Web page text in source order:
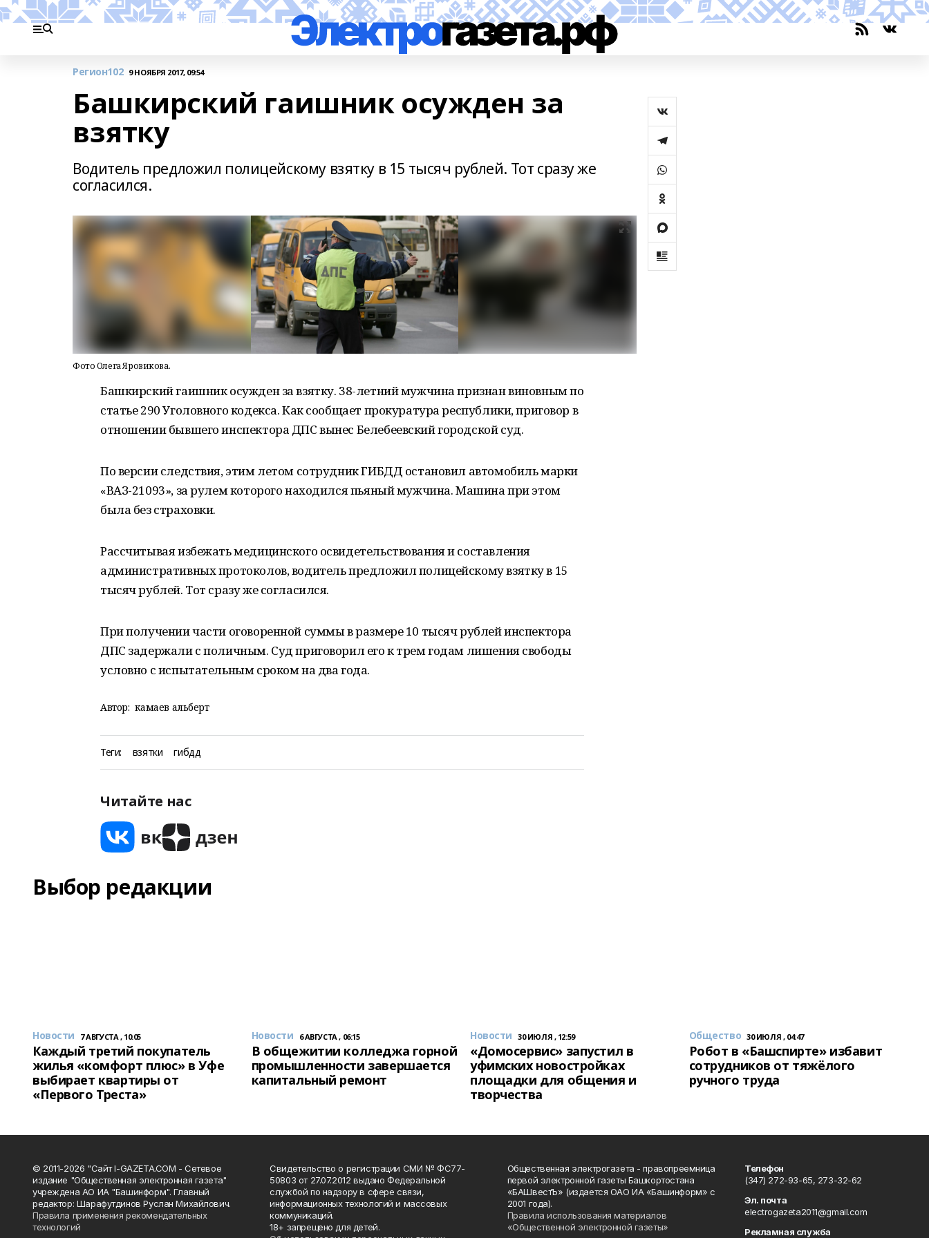
Регион102 9 НОЯБРЯ 2017, 09:54
Башкирский гаишник осужден за
взятку
Водитель предложил полицейскому взятку в 15 тысяч рублей. Тот сразу же
согласился.
Фото Олега Яровикова.
Башкирский гаишник осужден за взятку. 38-летний мужчина признан виновным по
статье 290 Уголовного кодекса. Как сообщает прокуратура республики, приговор в
отношении бывшего инспектора ДПС вынес Белебеевский городской суд.
По версии следствия, этим летом сотрудник ГИБДД остановил автомобиль марки
«ВАЗ-21093», за рулем которого находился пьяный мужчина. Машина при этом
была без страховки.
Рассчитывая избежать медицинского освидетельствования и составления
административных протоколов, водитель предложил полицейскому взятку в 15
тысяч рублей. Тот сразу же согласился.
При получении части оговоренной суммы в размере 10 тысяч рублей инспектора
ДПС задержали с поличным. Суд приговорил его к трем годам лишения свободы
условно с испытательным сроком на два года.
Автор: камаев альберт
Теги: взятки гибдд
Читайте нас
Выбор редакции
Новости 7 АВГУСТА , 10:05
Каждый третий покупатель
жилья «комфорт плюс» в Уфе
выбирает квартиры от
«Первого Треста»
Новости 6 АВГУСТА , 06:15
В общежитии колледжа горной
промышленности завершается
капитальный ремонт
Новости 30 ИЮЛЯ , 12:59
«Домосервис» запустил в
уфимских новостройках
площадки для общения и
творчества
Общество 30 ИЮЛЯ , 04:47
Робот в «Башспирте» избавит
сотрудников от тяжёлого
ручного труда
© 2011-2026 "Сайт I-GAZETA.COM - Сетевое
издание "Общественная электронная газета"
учреждена АО ИА "Башинформ". Главный
редактор: Шарафутдинов Руслан Михайлович.
Правила применения рекомендательных
технологий
Свидетельство о регистрации СМИ № ФС77-
50803 от 27.07.2012 выдано Федеральной
службой по надзору в сфере связи,
информационных технологий и массовых
коммуникаций.
18+ запрещено для детей.
Общественная электрогазета - правопреемница
первой электронной газеты Башкортостана
«БАШвестЪ» (издается ОАО ИА «Башинформ» с
2001 года).
Правила использования материалов
«Общественной электронной газеты»
Телефон
(347) 272-93-65, 273-32-62
Эл. почта
electrogazeta2011@gmail.com
Рекламная служба